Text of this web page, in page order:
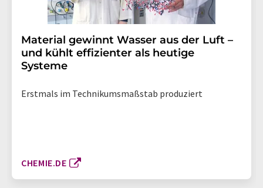
Material gewinnt Wasser aus der Luft –
und kühlt effizienter als heutige
Systeme
Erstmals im Technikumsmaßstab produziert
CHEMIE.DE